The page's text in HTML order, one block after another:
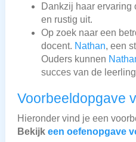
Dankzij haar ervaring
en rustig uit.
Op zoek naar een
docent. Nathan, een
Ouders kunnen
succes van de
Voorbeeldopgave
Hieronder vind je een
Bekijk een oefenopgave